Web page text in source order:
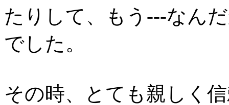
たりして、もう---なん
でした。
その時、とても親しく